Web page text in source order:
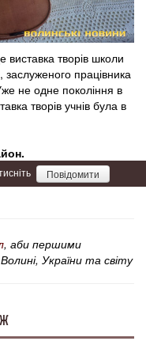
виставка творів школи
працівника
не одне покоління в
творів учнів була в
Повідомити
, аби першими
України та світу